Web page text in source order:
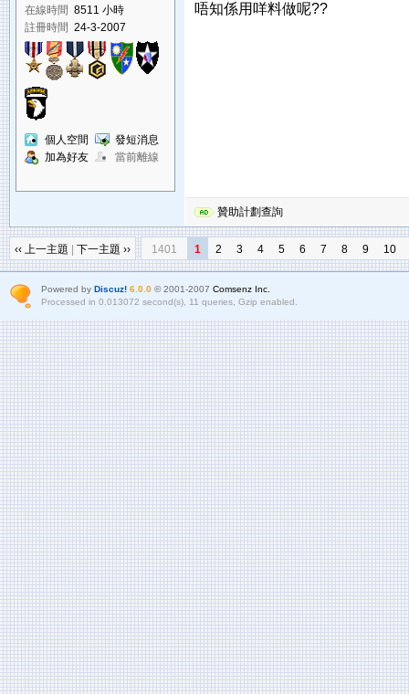
在線時間 8511 小時
註冊時間 24-3-2007
個人空間
發短消息
加為好友
當前離線
唔知係用咩料做呢??
贊助計劃查詢
‹‹ 上一主題 下一主題 ›› 1401 1 2 3 4 5 6 7 8 9 10
Powered by Discuz! 6.0.0© 2001-2007 Comsenz Inc.
Processed in 0.013072 second(s), 11 queries, Gzip enabled.